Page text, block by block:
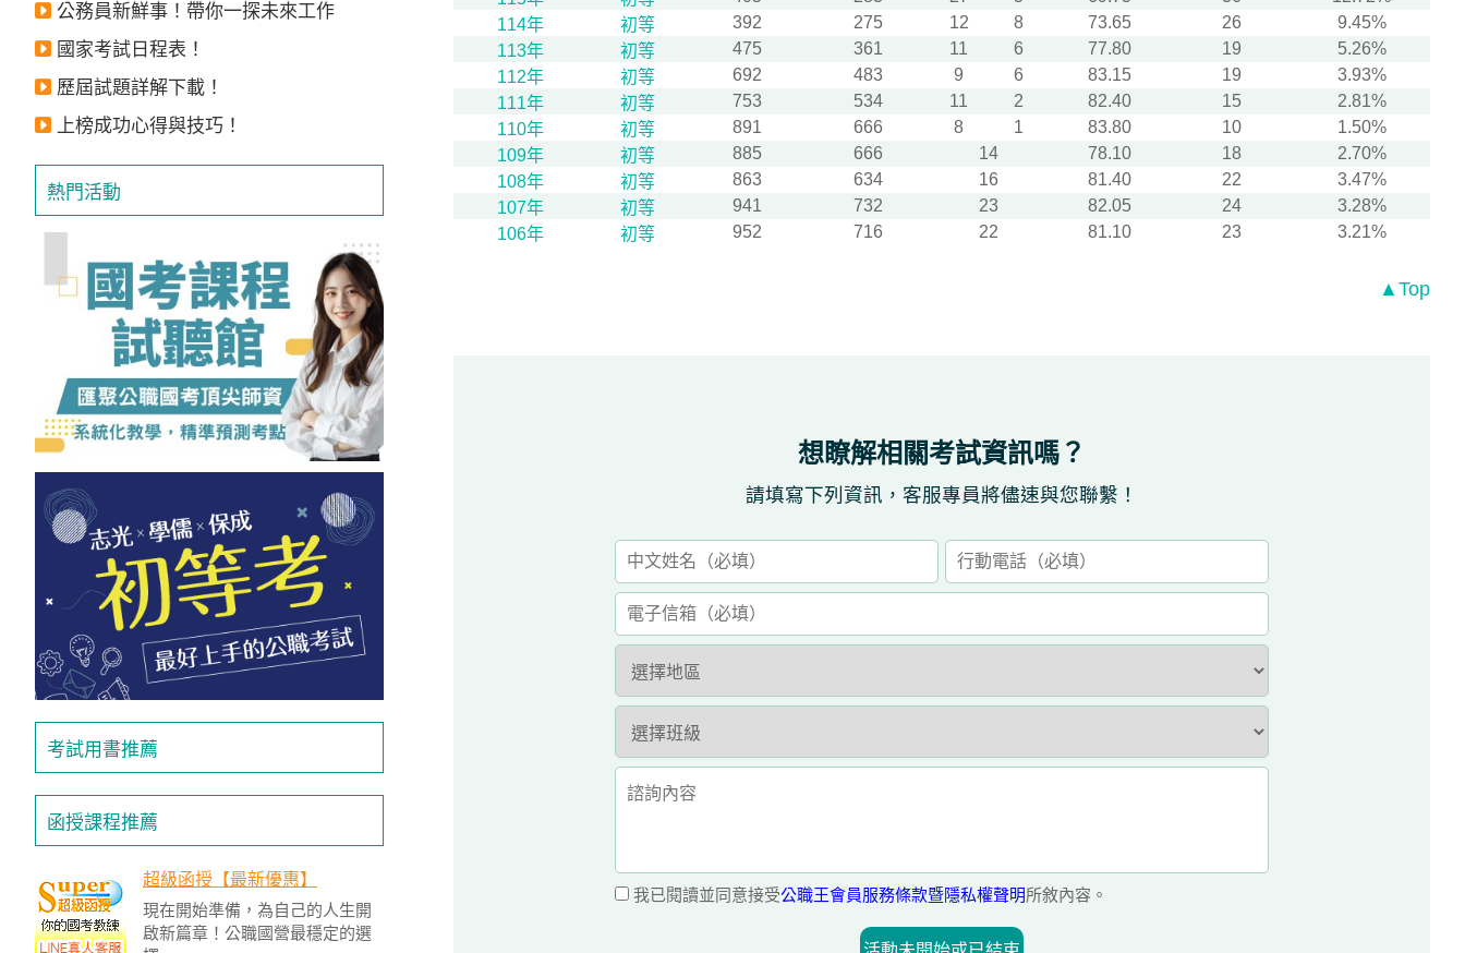
公務員新鮮事！帶你一探未來工作
國家考試日程表！
歷屆試題詳解下載！
上榜成功心得與技巧！
熱門活動
考試用書推薦
函授課程推薦
超級函授【最新優惠】
現在開始準備，為自己的人生開
啟新篇章！公職國營最穩定的選
114年
初等 392 275 12 8 73.65 26
9.45%
113年
初等 475 361 11 6 77.80 19
5.26%
112年
初等 692 483 9 6 83.15 19
3.93%
111年
初等 753 534 11 2 82.40 15
2.81%
110年
初等 891 666 8 1 83.80 10
1.50%
109年
初等 885 666 14 78.10 18
2.70%
108年
初等 863 634 16 81.40 22
3.47%
107年
初等 941 732 23 82.05 24
3.28%
106年
初等 952 716 22 81.10 23 3.21%
▲Top
想瞭解相關考試資訊嗎？
請填寫下列資訊，客服專員將儘速與您聯繫！
我已閱讀並同意接受公職王會員服務條款暨隱私權聲明所敘內容。
500
元
折
扣！